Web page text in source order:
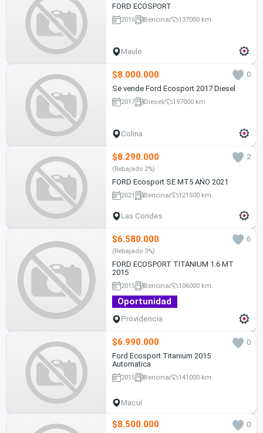
FORD ECOSPORT
2016 Bencina 137000 km
Maule
$8.000.000
0
Se vende Ford Ecosport 2017 Diesel
2017 Diesel 197000 km
Colina
$8.290.000 2
(Rebajado 2%)
FORD Ecosport SE MT5 AÑO 2021
2021 Bencina 121500 km
Las Condes
$6.580.000 6
(Rebajado 3%)
FORD ECOSPORT TITANIUM 1.6 MT
2015
2015 Bencina 106000 km
Oportunidad
Providencia
$6.990.000
0
Ford Ecosport Titanium 2015
Automatica
2015 Bencina 141000 km
Macul
$8.500.000
0